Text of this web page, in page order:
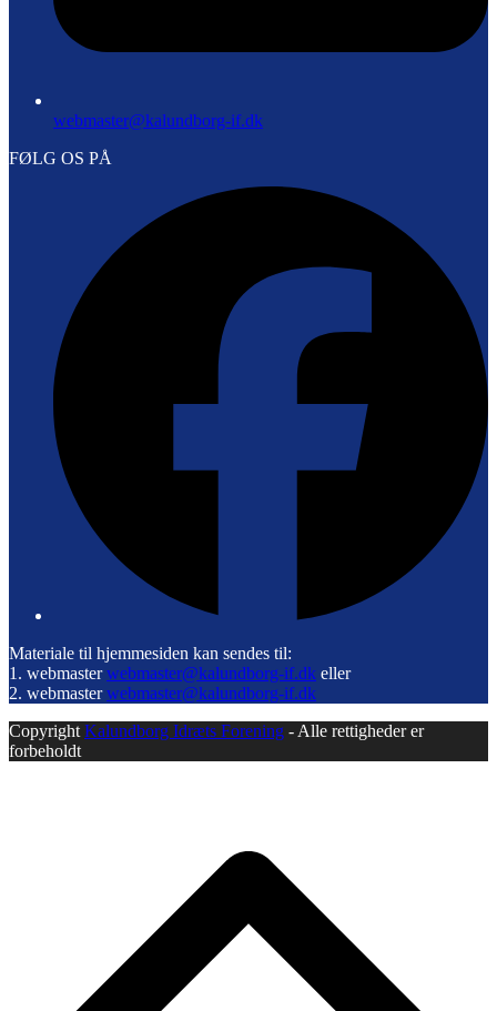
webmaster@kalundborg-if.dk
FØLG OS PÅ
Materiale til hjemmesiden kan sendes til:
1. webmasterwebmaster@kalundborg-if.dk eller
2. webmasterwebmaster@kalundborg-if.dk
Copyright Kalundborg Idræts Forening - Alle rettigheder er
forbeholdt